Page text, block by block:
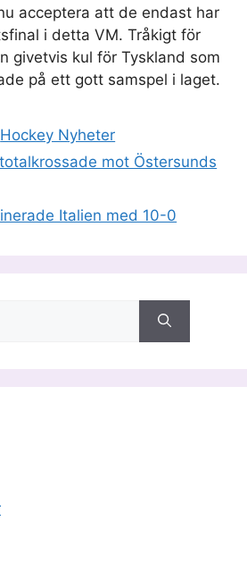
acceptera att de endast har
i detta VM. Tråkigt för
givetvis kul för Tyskland som
på ett gott samspel i laget.
Hockey Nyheter
mot Östersunds
Italien med 10-0